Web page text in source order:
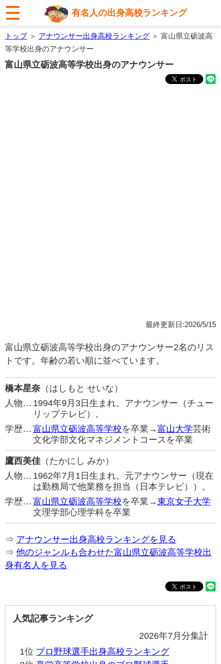
有名人の出身高校ランキング
トップ＞ アナウンサー出身高校ランキング ＞ 富山県立砺波高
等学校出身のアナウンサー
富山県立砺波高等学校出身のアナウンサー
最終更新日:2026/5/15
富山県立砺波高等学校出身のアナウンサー2名のリス
トです。年齢の若い順に並べています。
橋本星奈 （はしもと せいな）
人物… 1994年9月3日生まれ。アナウンサー（チュー
リップテレビ）。
学歴… 富山県立砺波高等学校を卒業→富山大学芸術
文化学部文化マネジメントコースを卒業
鷹西美佳 （たかにし みか）
人物… 1962年7月1日生まれ。元アナウンサー（現在
は勤務局で他業務を担当（日本テレビ））。
学歴… 富山県立砺波高等学校を卒業→東京女子大学
文理学部心理学科を卒業
⇒ アナウンサー出身高校ランキングを見る
⇒ 他のジャンルも合わせた富山県立砺波高等学校出
身有名人を見る
人気記事ランキング
2026年7月分集計
1位 プロ野球選手出身高校ランキング